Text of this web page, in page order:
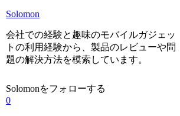
Solomon
会社での経験と趣味のモバイルガジェッ
トの利用経験から、製品のレビューや問
題の解決方法を模索しています。
Solomonをフォローする
0